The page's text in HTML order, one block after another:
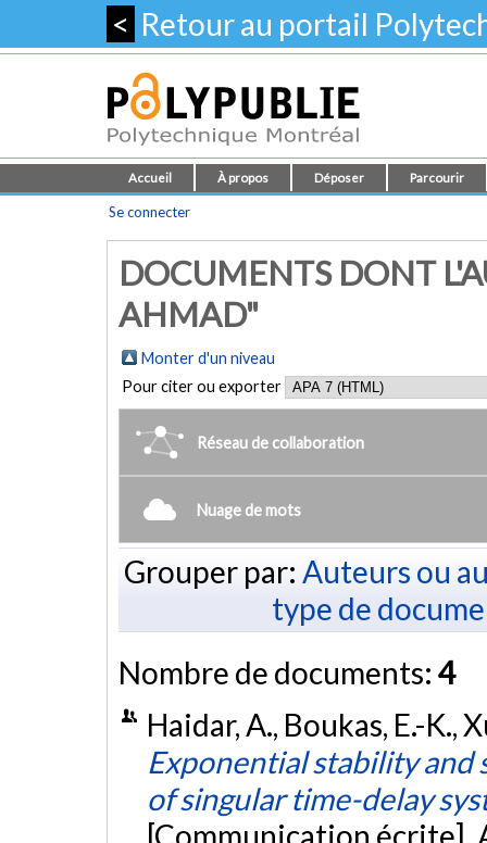
< Retour au portail
Accueil À propos Déposer Parcourir
Se connecter
DOCUMENTS DONT
AHMAD"
Monter d'un niveau
Pour citer ou exporter
Réseau de collaboration
Nuage de mots
Grouper par: Auteurs ou
type de
Nombre de documents: 4
Haidar, A., Boukas, E.-K.,
Exponential stability
of singular time-delay
[Communication écrite].